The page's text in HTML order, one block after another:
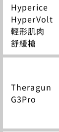
Hyperice
HyperVolt
輕形肌肉
舒緩槍
Theragun
G3Pro